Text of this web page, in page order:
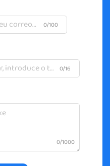
0/100
0/16
0/1000